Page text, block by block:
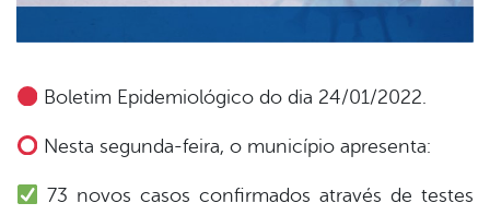
Boletim Epidemiológico do dia 24/01/2022.
Nesta segunda-feira, o município apresenta:
73 novos casos confirmados através de testes